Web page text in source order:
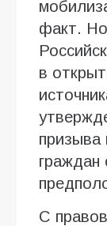
факт.
в
призыва
граждан
С